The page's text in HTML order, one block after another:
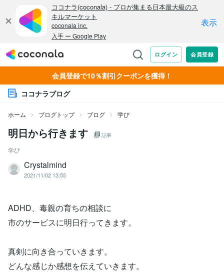
会員登録で10％割引クーポンを獲得！
ココナラブログ
ホーム ブログトップ ブログ 学び
明日から行きます 記事
学び
Crystalmind
2021/11/02 13:55
ADHD、毒親の育ちの相談に
市のサービスに明日行ってきます。
真剣に向き合っていきます。
どんな感じか感想を伝えていきます。